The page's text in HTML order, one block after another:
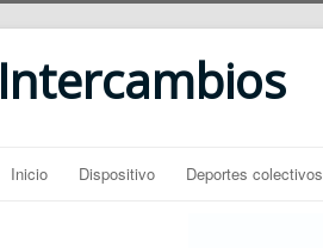
Intercambios
Inicio Dispositivo Deportes colectivos